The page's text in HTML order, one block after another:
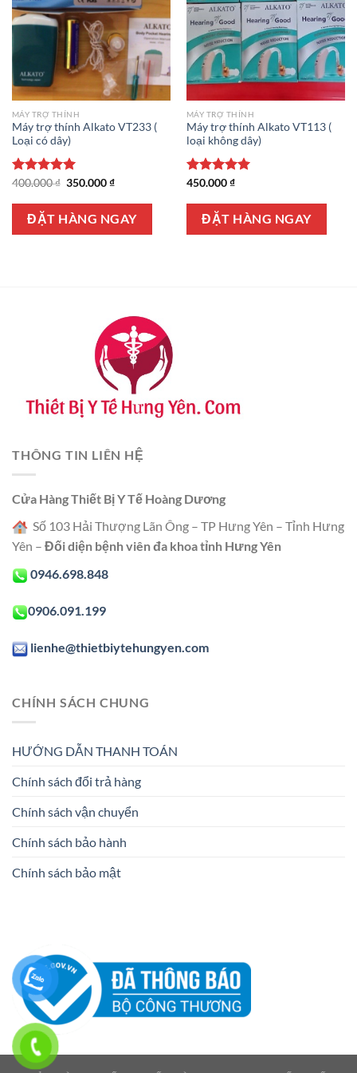
MÁY TRỢ THÍNH
Máy trợ thính Alkato VT233 (
Loại có dây)
Được xếp
5 sao
400.000₫ Giá
là:
400.000 ₫.
350.000₫Giá
tại
là:
350.000 ₫.
ĐẶT HÀNG NGAY
MÁY TRỢ THÍNH
Máy trợ thính Alkato VT113 (
loại không dây)
Được xếp
5 sao
450.000₫
ĐẶT HÀNG NGAY
THÔNG TIN LIÊN HỆ
Cửa Hàng Thiết Bị Y Tế Hoàng Dương
Số 103 Hải Thượng Lãn Ông – TP Hưng Yên – Tỉnh Hưng
Yên – Đối diện bệnh viên đa khoa tỉnh Hưng Yên
0946.698.848
0906.091.199
lienhe@thietbiytehungyen.com
CHÍNH SÁCH CHUNG
HƯỚNG DẪN THANH TOÁN
Chính sách đổi trả hàng
Chính sách vận chuyển
Chính sách bảo hành
Chính sách bảo mật